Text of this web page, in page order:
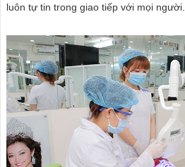
luôn tự tin trong giao tiếp với mọi người.